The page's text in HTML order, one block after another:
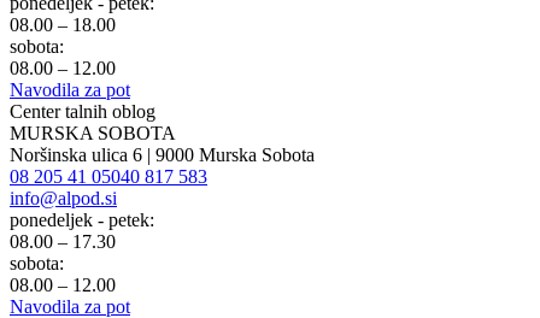
08.00 – 18.00
sobota:
08.00 – 12.00
Navodila za pot
Center talnih oblog
MURSKA SOBOTA
Noršinska ulica 6 | 9000 Murska Sobota
08 205 41 05040 817 583
info@alpod.si
ponedeljek - petek:
08.00 – 17.30
sobota:
08.00 – 12.00
Navodila za pot